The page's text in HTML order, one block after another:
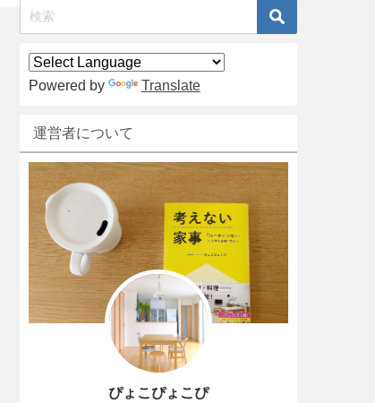
Powered by Translate
運営者について
ぴょこぴょこぴ